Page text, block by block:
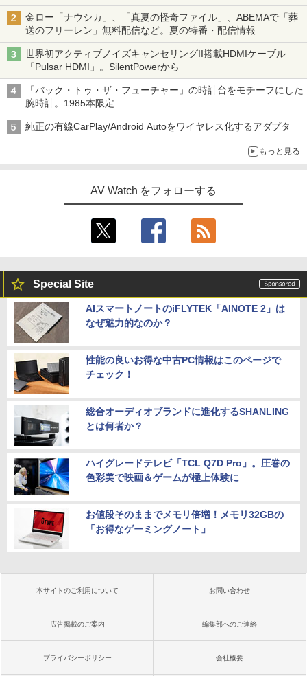
金ロー「ナウシカ」、「真夏の怪奇ファイル」、ABEMAで「葬
送のフリーレン」無料配信など。夏の特番・配信情報
世界初アクティブノイズキャンセリングII搭載HDMIケーブル
「Pulsar HDMI」。SilentPowerから
「バック・トゥ・ザ・フューチャー」の時計台をモチーフにした
腕時計。1985本限定
純正の有線CarPlay/Android Autoをワイヤレス化するアダプタ
もっと見る
AV Watch をフォローする
Special Site
AIスマートノートのiFLYTEK「AINOTE 2」は
なぜ魅力的なのか？
性能の良いお得な中古PC情報はこのページで
チェック！
総合オーディオブランドに進化するSHANLING
とは何者か？
ハイグレードテレビ「TCL Q7D Pro」。圧巻の
色彩美で映画＆ゲームが極上体験に
お値段そのままでメモリ倍増！メモリ32GBの
「お得なゲーミングノート」
本サイトのご利用について お問い合わせ
広告掲載のご案内 編集部へのご連絡
プライバシーポリシー 会社概要